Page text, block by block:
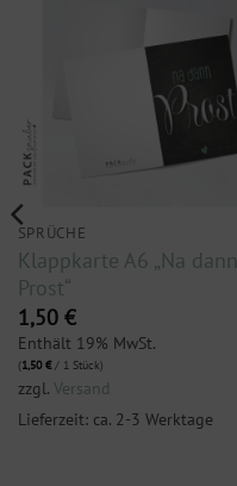
SPRÜCHE
Klappkarte A6 „Na dann
Prost“
1,50 €
Enthält 19% MwSt.
(1,50€/ 1 Stück)
zzgl. Versand
Lieferzeit: ca. 2-3 Werktage